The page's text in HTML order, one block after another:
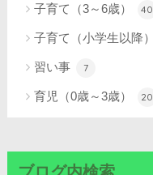
子育て（3～6歳） 40
子育て（小学生以降）
習い事 7
育児（0歳～3歳） 20